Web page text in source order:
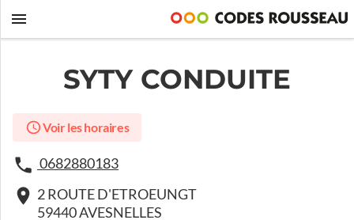
SYTY CONDUITE
Voir les horaires
0682880183
2 ROUTE D'ETROEUNGT
59440 AVESNELLES